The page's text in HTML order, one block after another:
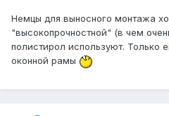
Немцы для выносного монтажа
"высокопрочностной" (в чем
полистирол используют. Только
оконной рамы